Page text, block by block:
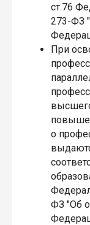
ст.76
273-ФЗ
При
о
ФЗ "Об